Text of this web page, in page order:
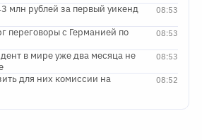
08:53
млн рублей за первый уикенд
08:53
переговоры с Германией по
08:53
в мире уже два месяца не
08:52
для них комиссии на